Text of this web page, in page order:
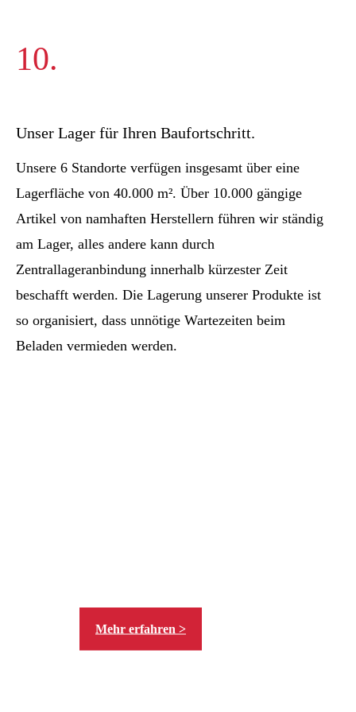
10.
Unser Lager für Ihren Baufortschritt.
Unsere 6 Standorte verfügen insgesamt über eine
Lagerfläche von 40.000 m². Über 10.000 gängige
Artikel von namhaften Herstellern führen wir ständig
am Lager, alles andere kann durch
Zentrallageranbindung innerhalb kürzester Zeit
beschafft werden. Die Lagerung unserer Produkte ist
so organisiert, dass unnötige Wartezeiten beim
Beladen vermieden werden.
Mehr erfahren >